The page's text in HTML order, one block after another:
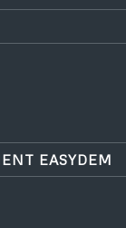
EASYDEM